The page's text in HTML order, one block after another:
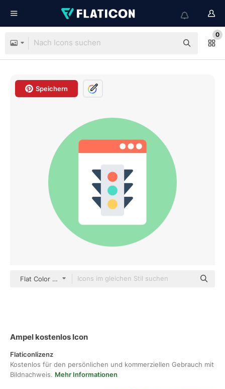
0
Speichern
Flat Color Circular
Ampel kostenlos Icon
Flaticonlizenz
Kostenlos für den persönlichen und kommerziellen Gebrauch mit
Bildnachweis. Mehr Informationen